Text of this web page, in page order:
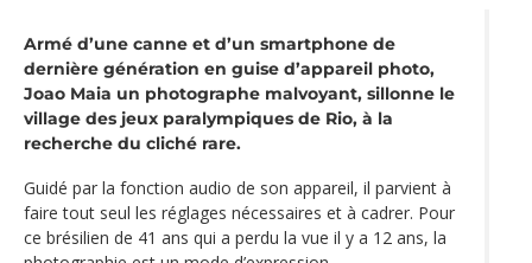
Armé d’une canne et d’un smartphone de
dernière génération en guise d’appareil photo,
Joao Maia un photographe malvoyant, sillonne le
village des jeux paralympiques de Rio, à la
recherche du cliché rare.
Guidé par la fonction audio de son appareil, il parvient à
faire tout seul les réglages nécessaires et à cadrer. Pour
ce brésilien de 41 ans qui a perdu la vue il y a 12 ans, la